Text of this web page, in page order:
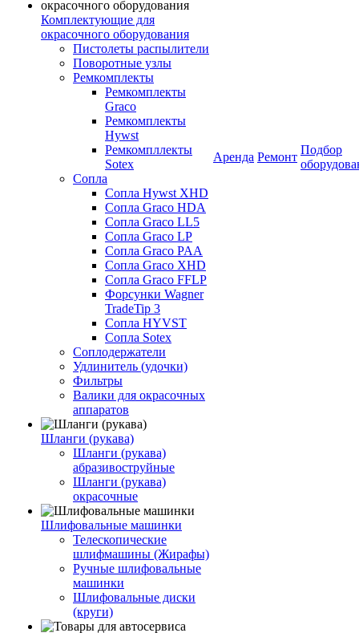
Комплектующие для
окрасочного оборудования
Пистолеты распылители
Поворотные узлы
Ремкомплекты
Ремкомплекты
Graco
Ремкомплекты
Hywst
Ремкомпллекты
Sotex
Сопла
Сопла Hywst XHD
Сопла Graco HDA
Сопла Graco LL5
Сопла Graco LP
Сопла Graco PAA
Сопла Graco XHD
Сопла Graco FFLP
Форсунки Wagner
TradeTip 3
Сопла HYVST
Сопла Sotex
Соплодержатели
Удлинитель (удочки)
Фильтры
Валики для окрасочных
аппаратов
Шланги (рукава)
Шланги (рукава)
абразивоструйные
Шланги (рукава)
окрасочные
Шлифовальные машинки
Телескопические
шлифмашины (Жирафы)
Ручные шлифовальные
машинки
Шлифовальные диски
(круги)
Аренда Ремонт
Подбор